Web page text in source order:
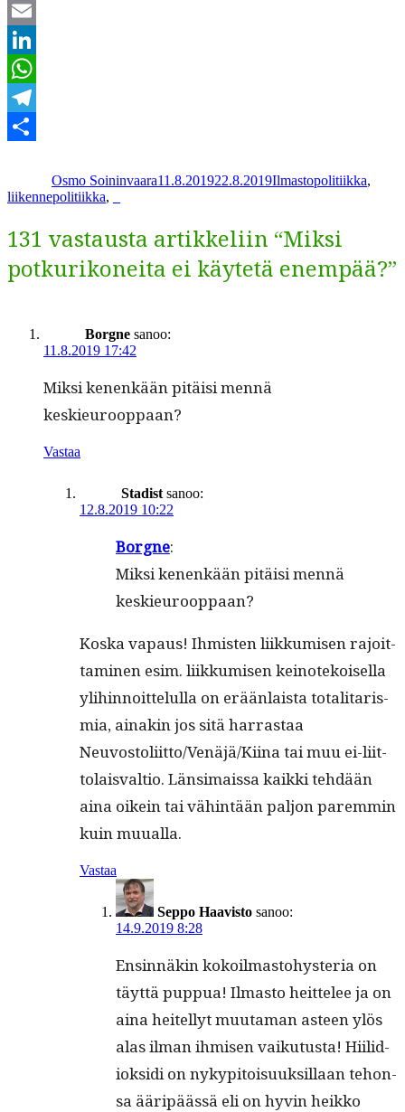
Twitter
Email
LinkedIn
WhatsApp
Telegram
Osmo Soininvaara11.8.201922.8.2019Ilmastopolitiikka,
liikennepolitiikka,
131 vastausta artikkeliin “Miksi
potkurikoneita ei käytetä enempää?”
Borgne sanoo:
11.8.2019 17:42
Mik­si kenenkään pitäisi men­nä
keskieurooppaan?
Vastaa
Stadist sanoo:
12.8.2019 10:22
Borgne:
Mik­si kenenkään pitäisi men­nä
keskieurooppaan?
Kos­ka vapaus! Ihmis­ten liikku­misen rajoit­
ta­mi­nen esim. liikku­misen keinotekoisel­la
yli­hin­noit­telul­la on erään­laista total­i­taris­
mia, ainakin jos sitä har­ras­taa
Neuvostoliitto/Venäjä/Kiina tai muu ei-liit­
to­lais­val­tio. Län­si­mais­sa kaik­ki tehdään
aina oikein tai vähin­tään paljon parem­min
kuin muualla.
Vastaa
Seppo Haavisto sanoo:
14.9.2019 8:28
Ensin­näkin kokoil­mas­to­hys­te­ria on
täyt­tä pup­pua! Ilmas­to heit­telee ja on
aina heit­el­lyt muu­ta­man asteen ylös
alas ilman ihmisen vaiku­tus­ta! Hiilid­
iok­si­di on nykyp­i­toisuuk­sil­laan tehon­
sa ääripäässä eli on hyvin heikko